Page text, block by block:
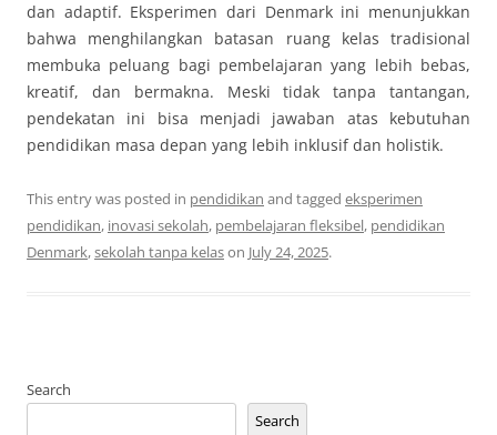
dan adaptif. Eksperimen dari Denmark ini menunjukkan
bahwa menghilangkan batasan ruang kelas tradisional
membuka peluang bagi pembelajaran yang lebih bebas,
kreatif, dan bermakna. Meski tidak tanpa tantangan,
pendekatan ini bisa menjadi jawaban atas kebutuhan
pendidikan masa depan yang lebih inklusif dan holistik.
This entry was posted in pendidikan and tagged eksperimen
pendidikan, inovasi sekolah, pembelajaran fleksibel, pendidikan
Denmark,sekolah tanpa kelason July 24, 2025.
Search
Search